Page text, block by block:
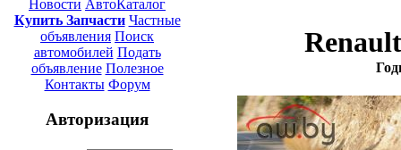
Новости АвтоКаталог
Купить Запчасти Частные
объявления Поиск
автомобилей Подать
объявление Полезное
Контакты Форум
Авторизация